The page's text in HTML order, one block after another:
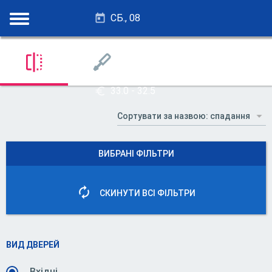
СБ., 08
28.25 - 27.75
33.0 - 32.5
ВИБРАНІ ФІЛЬТРИ
СКИНУТИ ВСІ ФІЛЬТРИ
ВИД ДВЕРЕЙ